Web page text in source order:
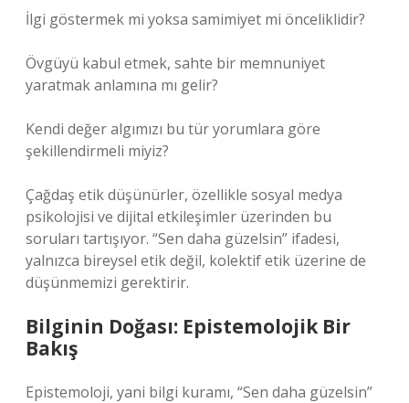
İlgi göstermek mi yoksa samimiyet mi önceliklidir?
Övgüyü kabul etmek, sahte bir memnuniyet
yaratmak anlamına mı gelir?
Kendi değer algımızı bu tür yorumlara göre
şekillendirmeli miyiz?
Çağdaş etik düşünürler, özellikle sosyal medya
psikolojisi ve dijital etkileşimler üzerinden bu
soruları tartışıyor. “Sen daha güzelsin” ifadesi,
yalnızca bireysel etik değil, kolektif etik üzerine de
düşünmemizi gerektirir.
Bilginin Doğası: Epistemolojik Bir
Bakış
Epistemoloji, yani bilgi kuramı, “Sen daha güzelsin”